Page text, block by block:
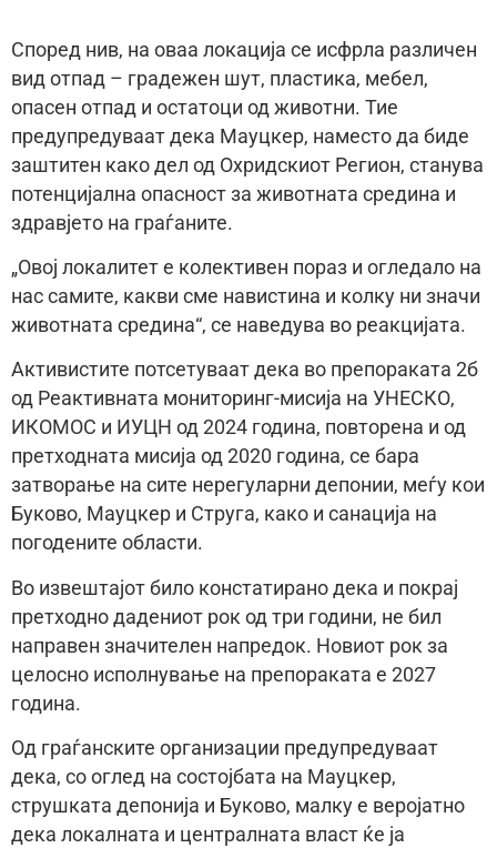
Според нив, на оваа локација се исфрла различен
вид отпад – градежен шут, пластика, мебел,
опасен отпад и остатоци од животни. Тие
предупредуваат дека Мауцкер, наместо да биде
заштитен како дел од Охридскиот Регион, станува
потенцијална опасност за животната средина и
здравјето на граѓаните.
„Овој локалитет е колективен пораз и огледало на
нас самите, какви сме навистина и колку ни значи
животната средина“, се наведува во реакцијата.
Активистите потсетуваат дека во препораката 2б
од Реактивната мониторинг-мисија на УНЕСКО,
ИКОМОС и ИУЦН од 2024 година, повторена и од
претходната мисија од 2020 година, се бара
затворање на сите нерегуларни депонии, меѓу кои
Буково, Мауцкер и Струга, како и санација на
погодените области.
Во извештајот било констатирано дека и покрај
претходно дадениот рок од три години, не бил
направен значителен напредок. Новиот рок за
целосно исполнување на препораката е 2027
година.
Од граѓанските организации предупредуваат
дека, со оглед на состојбата на Мауцкер,
струшката депонија и Буково, малку е веројатно
дека локалната и централната власт ќе ја